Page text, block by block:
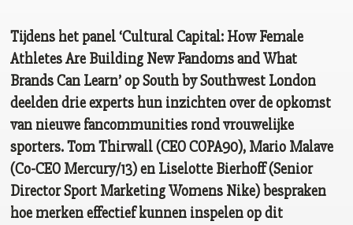
Tijdens het panel ‘Cultural Capital: How Female
Athletes Are Building New Fandoms and What
Brands Can Learn’ op South by Southwest London
deelden drie experts hun inzichten over de opkomst
van nieuwe fancommunities rond vrouwelijke
sporters. Tom Thirwall (CEO COPA90), Mario Malave
(Co-CEO Mercury/13) en Liselotte Bierhoff (Senior
Director Sport Marketing Womens Nike) bespraken
hoe merken effectief kunnen inspelen op dit